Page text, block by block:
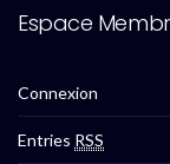
Espace
Connexion
Entries RSS